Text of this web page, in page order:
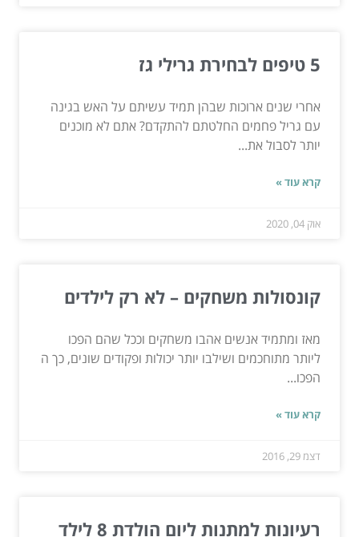
5 טיפים לבחירת גרילי גז
אחרי שנים ארוכות שבהן תמיד עשיתם על האש בגינה
עם גריל פחמים החלטתם להתקדם? אתם לא מוכנים
יותר לסבול את...
קרא עוד »
אוק 04, 2020
קונסולות משחקים – לא רק לילדים
מאז ומתמיד אנשים אהבו משחקים וככל שהם הפכו
ליותר מתוחכמים ושילבו יותר יכולות ופקודים שונים, כך ה
הפכו...
קרא עוד »
דצמ 29, 2016
רעיונות למתנות ליום הולדת 8 לילד